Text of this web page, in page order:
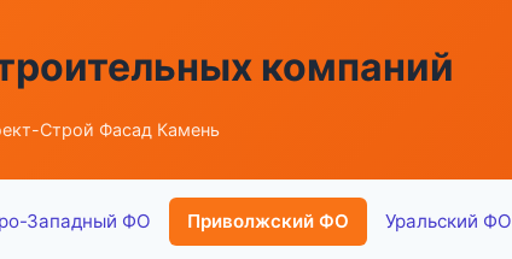
компаний
Строй Фасад Камень
Западный ФО Приволжский ФО Уральский ФО